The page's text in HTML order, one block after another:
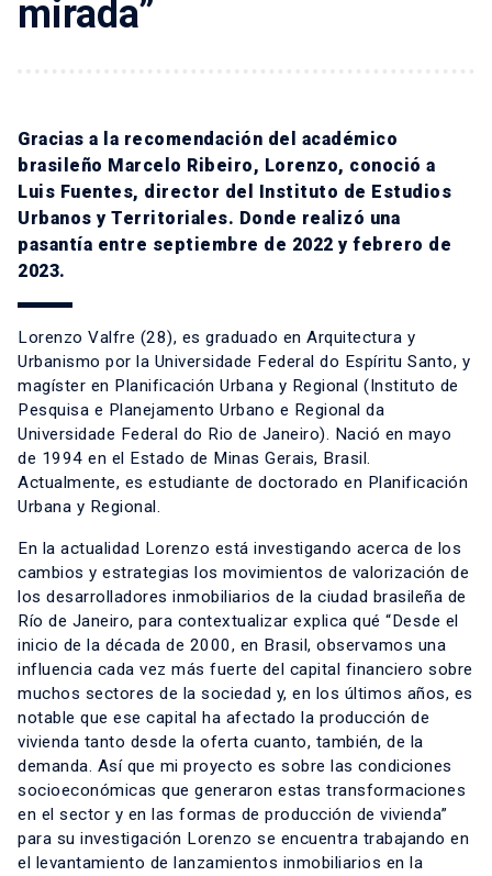
mirada”
Gracias a la recomendación del académico
brasileño Marcelo Ribeiro, Lorenzo, conoció a
Luis Fuentes, director del Instituto de Estudios
Urbanos y Territoriales. Donde realizó una
pasantía entre septiembre de 2022 y febrero de
2023.
Lorenzo Valfre (28), es graduado en Arquitectura y
Urbanismo por la Universidade Federal do Espíritu Santo, y
magíster en Planificación Urbana y Regional (Instituto de
Pesquisa e Planejamento Urbano e Regional da
Universidade Federal do Rio de Janeiro). Nació en mayo
de 1994 en el Estado de Minas Gerais, Brasil.
Actualmente, es estudiante de doctorado en Planificación
Urbana y Regional.
En la actualidad Lorenzo está investigando acerca de los
cambios y estrategias los movimientos de valorización de
los desarrolladores inmobiliarios de la ciudad brasileña de
Río de Janeiro, para contextualizar explica qué “Desde el
inicio de la década de 2000, en Brasil, observamos una
influencia cada vez más fuerte del capital financiero sobre
muchos sectores de la sociedad y, en los últimos años, es
notable que ese capital ha afectado la producción de
vivienda tanto desde la oferta cuanto, también, de la
demanda. Así que mi proyecto es sobre las condiciones
socioeconómicas que generaron estas transformaciones
en el sector y en las formas de producción de vivienda”
para su investigación Lorenzo se encuentra trabajando en
el levantamiento de lanzamientos inmobiliarios en la